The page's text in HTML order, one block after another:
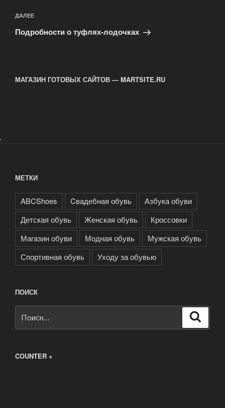
Следующая
запись
ДАЛЕЕ
Подробности о туфлях-лодочках
МАГАЗИН ГОТОВЫХ САЙТОВ — MARTSITE.RU
.
МЕТКИ
ABCShoes Cвадебная обувь
Азбука обуви
Детская обувь
Женская обувь
Кроссовки
Магазин обуви
Модная обувь
Мужская обувь
Спортивная обувь
Уходу за обувью
ПОИСК
COUNTER +